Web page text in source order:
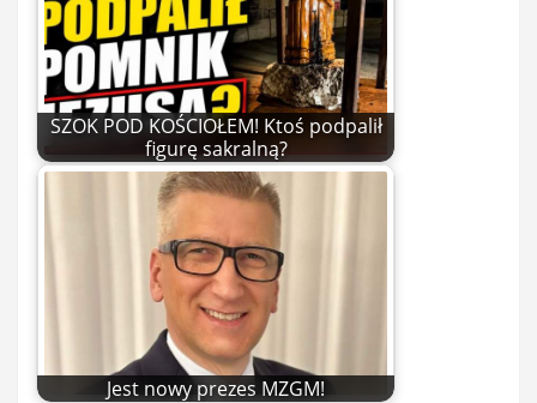
SZOK POD KOŚCIOŁEM! Ktoś podpalił
figurę sakralną?
Jest nowy prezes MZGM!